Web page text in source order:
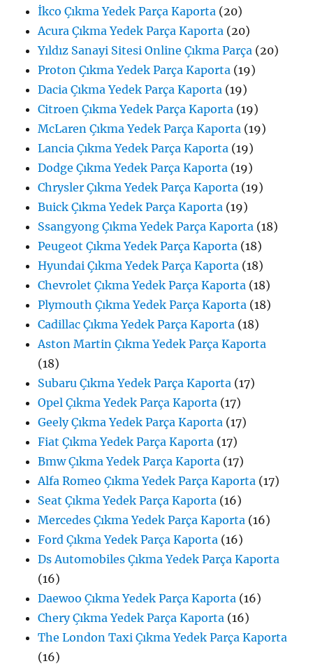
İkco Çıkma Yedek Parça Kaporta (20)
Acura Çıkma Yedek Parça Kaporta (20)
Yıldız Sanayi Sitesi Online Çıkma Parça (20)
Proton Çıkma Yedek Parça Kaporta (19)
Dacia Çıkma Yedek Parça Kaporta (19)
Citroen Çıkma Yedek Parça Kaporta (19)
McLaren Çıkma Yedek Parça Kaporta (19)
Lancia Çıkma Yedek Parça Kaporta (19)
Dodge Çıkma Yedek Parça Kaporta (19)
Chrysler Çıkma Yedek Parça Kaporta (19)
Buick Çıkma Yedek Parça Kaporta (19)
Ssangyong Çıkma Yedek Parça Kaporta (18)
Peugeot Çıkma Yedek Parça Kaporta (18)
Hyundai Çıkma Yedek Parça Kaporta (18)
Chevrolet Çıkma Yedek Parça Kaporta (18)
Plymouth Çıkma Yedek Parça Kaporta (18)
Cadillac Çıkma Yedek Parça Kaporta (18)
Aston Martin Çıkma Yedek Parça Kaporta
(18)
Subaru Çıkma Yedek Parça Kaporta (17)
Opel Çıkma Yedek Parça Kaporta (17)
Geely Çıkma Yedek Parça Kaporta (17)
Fiat Çıkma Yedek Parça Kaporta (17)
Bmw Çıkma Yedek Parça Kaporta (17)
Alfa Romeo Çıkma Yedek Parça Kaporta (17)
Seat Çıkma Yedek Parça Kaporta (16)
Mercedes Çıkma Yedek Parça Kaporta (16)
Ford Çıkma Yedek Parça Kaporta (16)
Ds Automobiles Çıkma Yedek Parça Kaporta
(16)
Daewoo Çıkma Yedek Parça Kaporta (16)
Chery Çıkma Yedek Parça Kaporta (16)
The London Taxi Çıkma Yedek Parça Kaporta
(16)